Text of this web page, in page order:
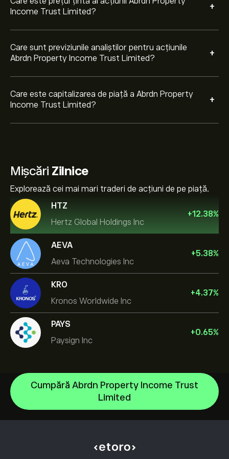
Income Trust Limited?
+
Care sunt previziunile analiștilor pentru acțiunile
Abrdn Property Income Trust Limited?
+
Care este capitalizarea de piață a Abrdn Property
Income Trust Limited?
+
Mișcări Zilnice
Explorează cei mai mari traderi de acțiuni de pe piață.
HTZ
Hertz Global Holdings Inc
+12.38%
AEVA
Aeva Technologies Inc
+5.38%
KRO
Kronos Worldwide Inc
+4.37%
PAYS
Paysign Inc
+0.65%
Cumpără Abrdn Property Income Trust
Limited
NVIDIA Corporation
Amazon.com Inc
Tranzacționare Responsabilă